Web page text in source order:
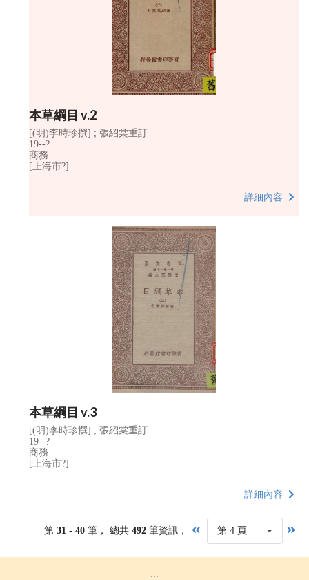
本草綱目 v.2
[(明)李時珍撰] ; 張紹棠重訂
19--?
商務
[上海市?]
詳細內容
本草綱目 v.3
[(明)李時珍撰] ; 張紹棠重訂
19--?
商務
[上海市?]
詳細內容
第 31 - 40 筆， 總共 492筆資訊， 第 4 頁
:::